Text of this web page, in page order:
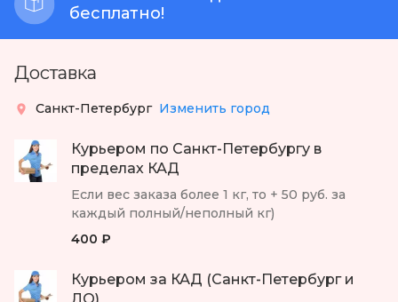
бесплатно!
Доставка
Санкт-Петербург Изменить город
Курьером по Санкт-Петербургу в
пределах КАД
Если вес заказа более 1 кг, то + 50 руб. за
каждый полный/неполный кг)
400 ₽
Курьером за КАД (Санкт-Петербург и